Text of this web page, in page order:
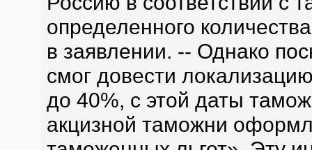
определенного
в заявлении. -- Однако
смог довести
до 40%, с этой даты
акцизной таможни